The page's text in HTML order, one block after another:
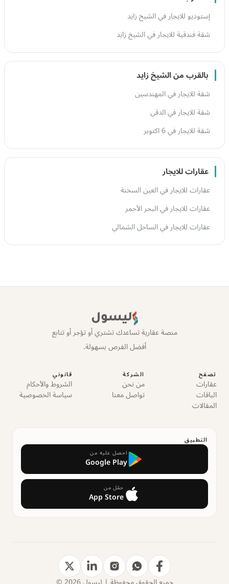
إستوديو للايجار في الشيخ زايد
شقة فندقية للايجار في الشيخ زايد
بالقرب من الشيخ زايد
شقة للايجار في المهندسين
شقة للايجار في الدقى
شقة للايجار في 6 اكتوبر
عقارات للايجار
عقارات للايجار في العين السخنة
عقارات للايجار في البحر الأحمر
عقارات للايجار في الساحل الشمالي
ليسول
منصة عقارية تساعدك تشتري أو تؤجر أو تتابع
أفضل الفرص بسهولة.
تصفح
عقارات
الباقات
المقالات
الشركة
من نحن
تواصل معنا
قانوني
الشروط والأحكام
سياسة الخصوصية
التطبيق
احصل عليه من
Google Play
حمّل من
App Store